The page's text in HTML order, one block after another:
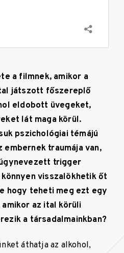
a filmnek, amikor a
játszott főszereplő
eldobott üvegeket,
lát maga körül.
pszichológiai témájú
embernek traumája van,
trigger
visszalökhetik őt
hogy teheti meg ezt egy
az ital körüli
a társadalmainkban?
áthatja az alkohol,